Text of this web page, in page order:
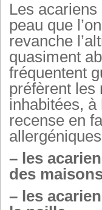
Les
peau que
revanche
quasiment
fréquentent
préfèrent les
inhabitées, à
recense en
– les
des
– les